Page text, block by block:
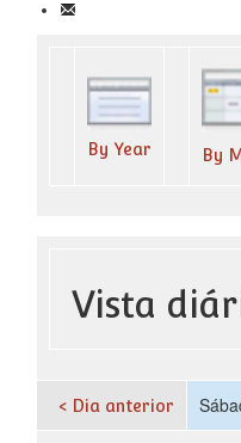
By Year By
Vista
< Dia anterior